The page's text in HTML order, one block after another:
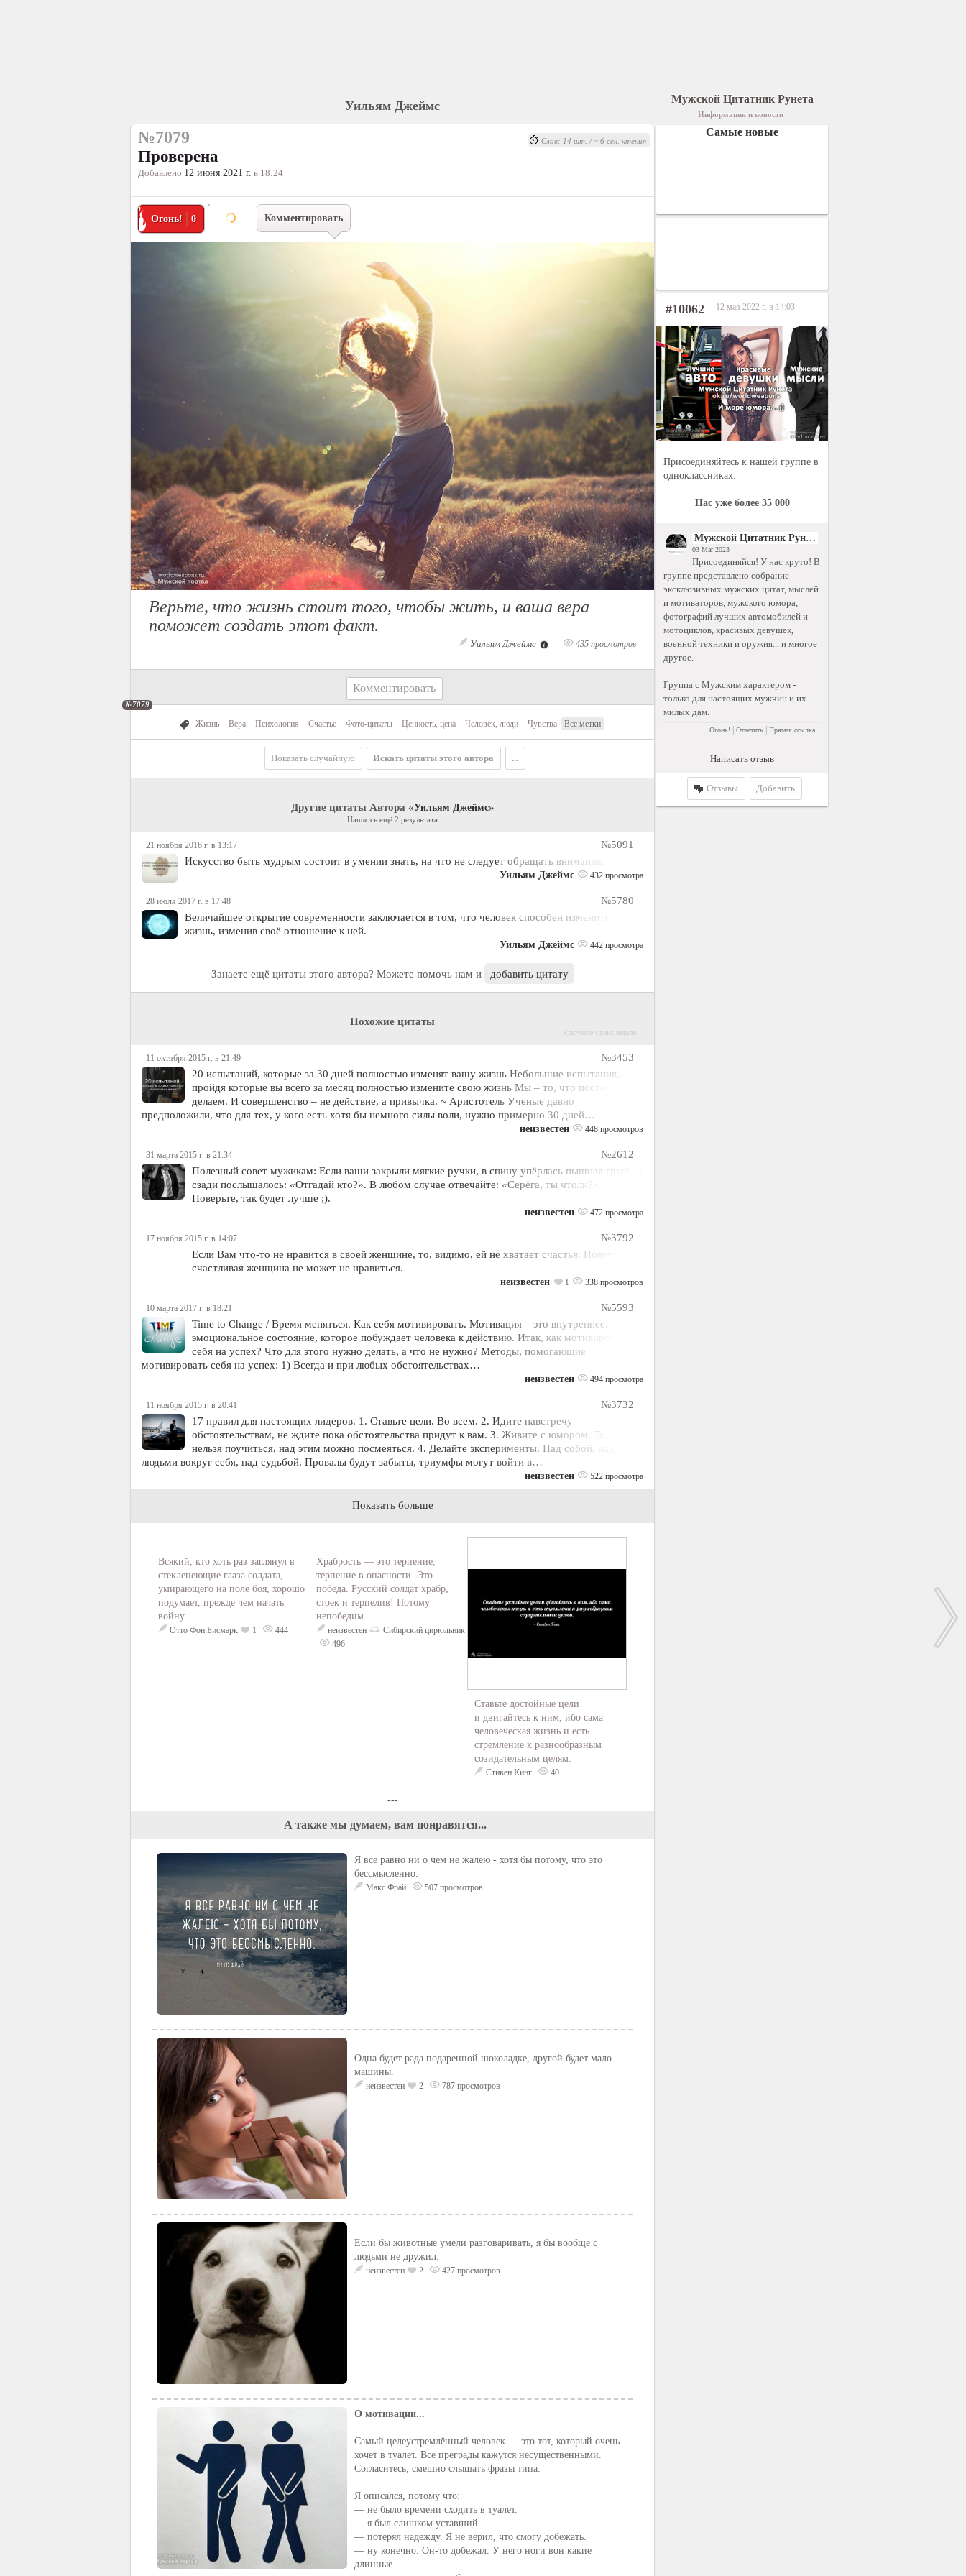
№7079
Уильям Джеймс
№7079
Проверена
Добавлено 12 июня 2021 г. в 18:24
Огонь! 0 Комментировать
Верьте, что жизнь стоит того, чтобы жить, и ваша вера
поможет создать этот факт.
Уильям Джеймс 435 просмотров
Слов: 14 шт. / ~ 6 сек. чтения
Комментировать
Жизнь Вера Психология Счастье Фото-цитаты Ценность, цена Человек, люди Чувства Все метки
Показать случайную Искать цитаты этого автора ...
Другие цитаты Автора «Уильям Джеймс»
Нашлось ещё 2 результата
21 ноября 2016 г. в 13:17
№5091
Искусство быть мудрым состоит в умении знать, на что не следует обращать внимания.
Уильям Джеймс 432 просмотра
28 июля 2017 г. в 17:48
№5780
Величайшее открытие современности заключается в том, что человек способен изменить свою
жизнь, изменив своё отношение к ней.
Уильям Джеймс 442 просмотра
Занаете ещё цитаты этого автора? Можете помочь нам и добавить цитату
Похожие цитаты
Ключевое слово: верьте
11 октября 2015 г. в 21:49
№3453
20 испытаний, которые за 30 дней полностью изменят вашу жизнь Небольшие испытания,
пройдя которые вы всего за месяц полностью измените свою жизнь Мы – то, что постоянно
делаем. И совершенство – не действие, а привычка. ~ Аристотель Ученые давно
предположили, что для тех, у кого есть хотя бы немного силы воли, нужно примерно 30 дней…
неизвестен 448 просмотров
31 марта 2015 г. в 21:34
№2612
Полезный совет мужикам: Если ваши закрыли мягкие ручки, в спину упёрлась пышная грудь, а
сзади послышалось: «Отгадай кто?». В любом случае отвечайте: «Серёга, ты чтоли?».
Поверьте, так будет лучше ;).
неизвестен 472 просмотра
17 ноября 2015 г. в 14:07
№3792
Если Вам что-то не нравится в своей женщине, то, видимо, ей не хватает счастья. Поверьте,
счастливая женщина не может не нравиться.
неизвестен 1 338 просмотров
10 марта 2017 г. в 18:21
№5593
Time to Change / Время меняться. Как себя мотивировать. Мотивация – это внутреннее,
эмоциональное состояние, которое побуждает человека к действию. Итак, как мотивировать
себя на успех? Что для этого нужно делать, а что не нужно? Методы, помогающие
мотивировать себя на успех: 1) Всегда и при любых обстоятельствах…
неизвестен 494 просмотра
11 ноября 2015 г. в 20:41
№3732
17 правил для настоящих лидеров. 1. Ставьте цели. Во всем. 2. Идите навстречу
обстоятельствам, не ждите пока обстоятельства придут к вам. 3. Живите с юмором. То, у чего
нельзя поучиться, над этим можно посмеяться. 4. Делайте эксперименты. Над собой, над
людьми вокруг себя, над судьбой. Провалы будут забыты, триумфы могут войти в…
неизвестен 522 просмотра
Показать больше
Всякий, кто хоть раз заглянул в
стекленеющие глаза солдата,
умирающего на поле боя, хорошо
подумает, прежде чем начать
войну.
Отто Фон Бисмарк 1 444
Храбрость — это терпение,
терпение в опасности. Это
победа. Русский солдат храбр,
стоек и терпелив! Потому
непобедим.
неизвестен
Сибирский цирюльник
496
Ставьте достойные цели
и двигайтесь к ним, ибо сама
человеческая жизнь и есть
стремление к разнообразным
созидательным целям.
Стивен Кинг 40
---
А также мы думаем, вам понравятся...
Я все равно ни о чем не жалею - хотя бы потому, что это
бессмысленно.
Макс Фрай 507 просмотров
Одна будет рада подаренной шоколадке, другой будет мало
машины.
неизвестен 2 787 просмотров
Если бы животные умели разговаривать, я бы вообще с
людьми не дружил.
неизвестен 2 427 просмотров
О мотивации...
Самый целеустремлённый человек — это тот, который очень
хочет в туалет. Все преграды кажутся несущественными.
Согласитесь, смешно слышать фразы типа:
Я описался, потому что:
— не было времени сходить в туалет.
— я был слишком уставший.
— потерял надежду. Я не верил, что смогу добежать.
— ну конечно. Он-то добежал. У него ноги вон какие
длинные.
Мужской Цитатник Рунета
Информация и новости
Самые новые
#10062 12 мая 2022 г. в 14:03
Присоединяйтесь к нашей группе в
одноклассниках.
Нас уже более 35 000
Мужской Цитатник Рунета
03 Mar 2023
Присоединяйся! У нас круто! В
группе представлено собрание
эксклюзивных мужских цитат, мыслей
и мотиваторов, мужского юмора,
фотографий лучших автомобилей и
мотоциклов, красивых девушек,
военной техники и оружия... и многое
другое.
Группа с Мужским характером -
только для настоящих мужчин и их
милых дам.
Огонь! Ответить Прямая ссылка
Написать отзыв
Отзывы Добавить